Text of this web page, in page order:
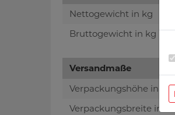
Nettogewicht in kg
Bruttogewicht in kg
Versandmaße
Verpackungshöhe in
Verpackungsbreite in